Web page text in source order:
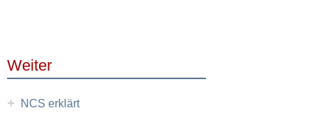
Weiter
+ NCS erklärt